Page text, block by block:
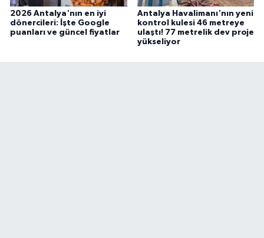
2026 Antalya'nın en iyi
dönercileri: İşte Google
puanları ve güncel fiyatlar
Antalya Havalimanı'nın yeni
kontrol kulesi 46 metreye
ulaştı! 77 metrelik dev proje
yükseliyor